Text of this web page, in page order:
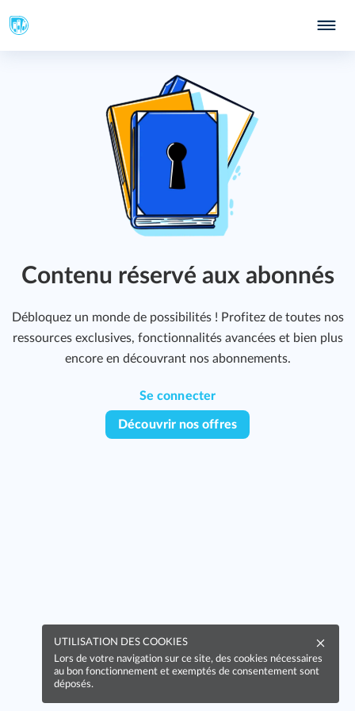
Contenu réservé aux abonnés
Débloquez un monde de possibilités ! Profitez de toutes nos
ressources exclusives, fonctionnalités avancées et bien plus
encore en découvrant nos abonnements.
Se connecter
Découvrir nos offres
UTILISATION DES COOKIES
Lors de votre navigation sur ce site, des cookies nécessaires
au bon fonctionnement et exemptés de consentement sont
déposés.